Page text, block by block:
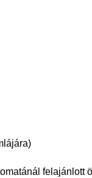
felajánlott